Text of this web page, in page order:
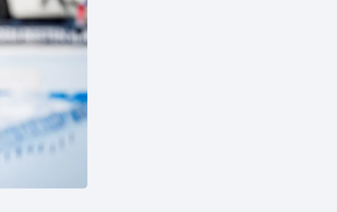
Triatlon
Veslování
Vodní slalom
Ostatní